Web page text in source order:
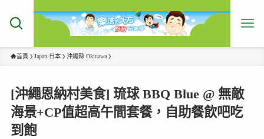
首頁 Japan 日本 沖繩縣 Okinawa
[沖繩恩納村美食] 琉球 BBQ Blue @ 無敵
海景+CP值超高午間套餐，自助餐飲吧吃
到飽